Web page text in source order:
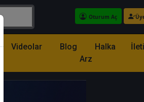
Oturum Aç
Videolar Blog
Halka
Arz